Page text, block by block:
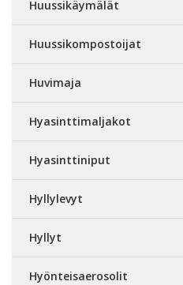
Huussikäymälät
Huussikompostoijat
Huvimaja
Hyasinttimaljakot
Hyasinttiniput
Hyllylevyt
Hyllyt
Hyönteisaerosolit